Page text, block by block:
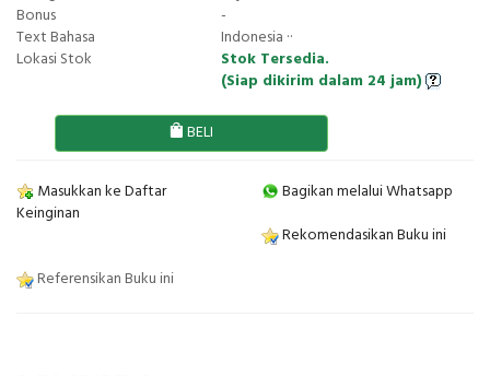
Bonus
-
Text Bahasa
Indonesia ··
Lokasi Stok
Stok Tersedia.
(Siap dikirim dalam 24 jam)
BELI
Masukkan ke Daftar
Keinginan
Bagikan melalui Whatsapp
Rekomendasikan Buku ini
Referensikan Buku ini